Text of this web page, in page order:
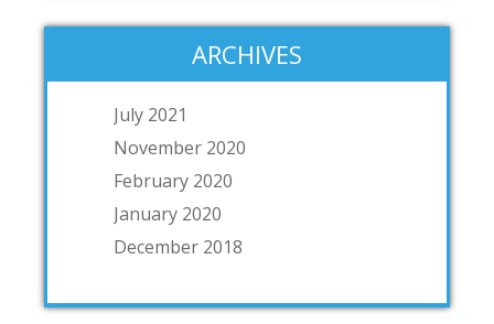
ARCHIVES
July 2021
November 2020
February 2020
January 2020
December 2018